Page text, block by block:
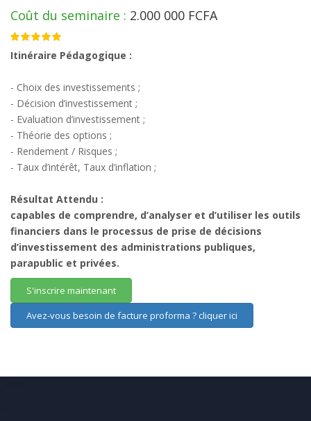
Coût du seminaire : 2.000 000 FCFA
4.50
Itinéraire Pédagogique :
- Choix des investissements ;
- Décision d’investissement ;
- Evaluation d’investissement ;
- Théorie des options ;
- Rendement / Risques ;
- Taux d’intérêt, Taux d’inflation ;
Résultat Attendu :
capables de comprendre, d’analyser et d’utiliser les outils
financiers dans le processus de prise de décisions
d’investissement des administrations publiques,
parapublic et privées.
S'inscrire maintenant
Avez-vous besoin de facture proforma ? cliquer ici